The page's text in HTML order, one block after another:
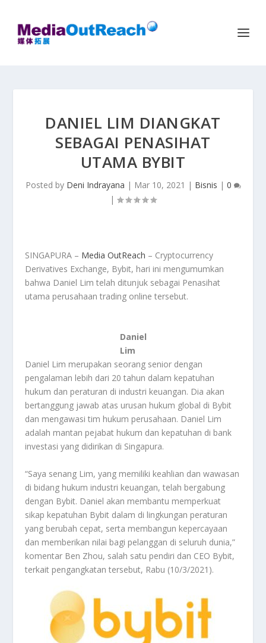
DANIEL LIM DIANGKAT
SEBAGAI PENASIHAT
UTAMA BYBIT
Posted by Deni Indrayana | Mar 10, 2021 | Bisnis | 0
|
SINGAPURA – Media OutReach – Cryptocurrency
Derivatives Exchange, Bybit, hari ini mengumumkan
bahwa Daniel Lim telah ditunjuk sebagai Penasihat
utama perusahaan trading online tersebut.
Daniel
Lim
Daniel Lim merupakan seorang senior dengan
pengalaman lebih dari 20 tahun dalam kepatuhan
hukum dan peraturan di industri keuangan. Dia akan
bertanggung jawab atas urusan hukum global di Bybit
dan mengawasi tim hukum perusahaan. Daniel Lim
adalah mantan pejabat hukum dan kepatuhan di bank
investasi yang didirikan di Singapura.
“Saya senang Lim, yang memiliki keahlian dan wawasan
di bidang hukum industri keuangan, telah bergabung
dengan Bybit. Daniel akan membantu memperkuat
sikap kepatuhan Bybit dalam di lingkungan peraturan
yang berubah cepat, serta membangun kepercayaan
dan memberikan nilai bagi pelanggan di seluruh dunia,”
komentar Ben Zhou, salah satu pendiri dan CEO Bybit,
terkait pengangkatan tersebut, Rabu (10/3/2021).